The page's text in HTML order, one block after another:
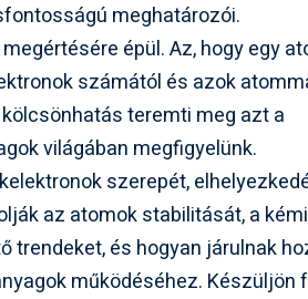
meghatározói.
épül. Az, hogy egy
számától és azok
teremti meg azt a
világában megfigyelünk.
szerepét,
az atomok stabilitását, a
trendeket, és hogyan járulnak
működéséhez. Készüljön